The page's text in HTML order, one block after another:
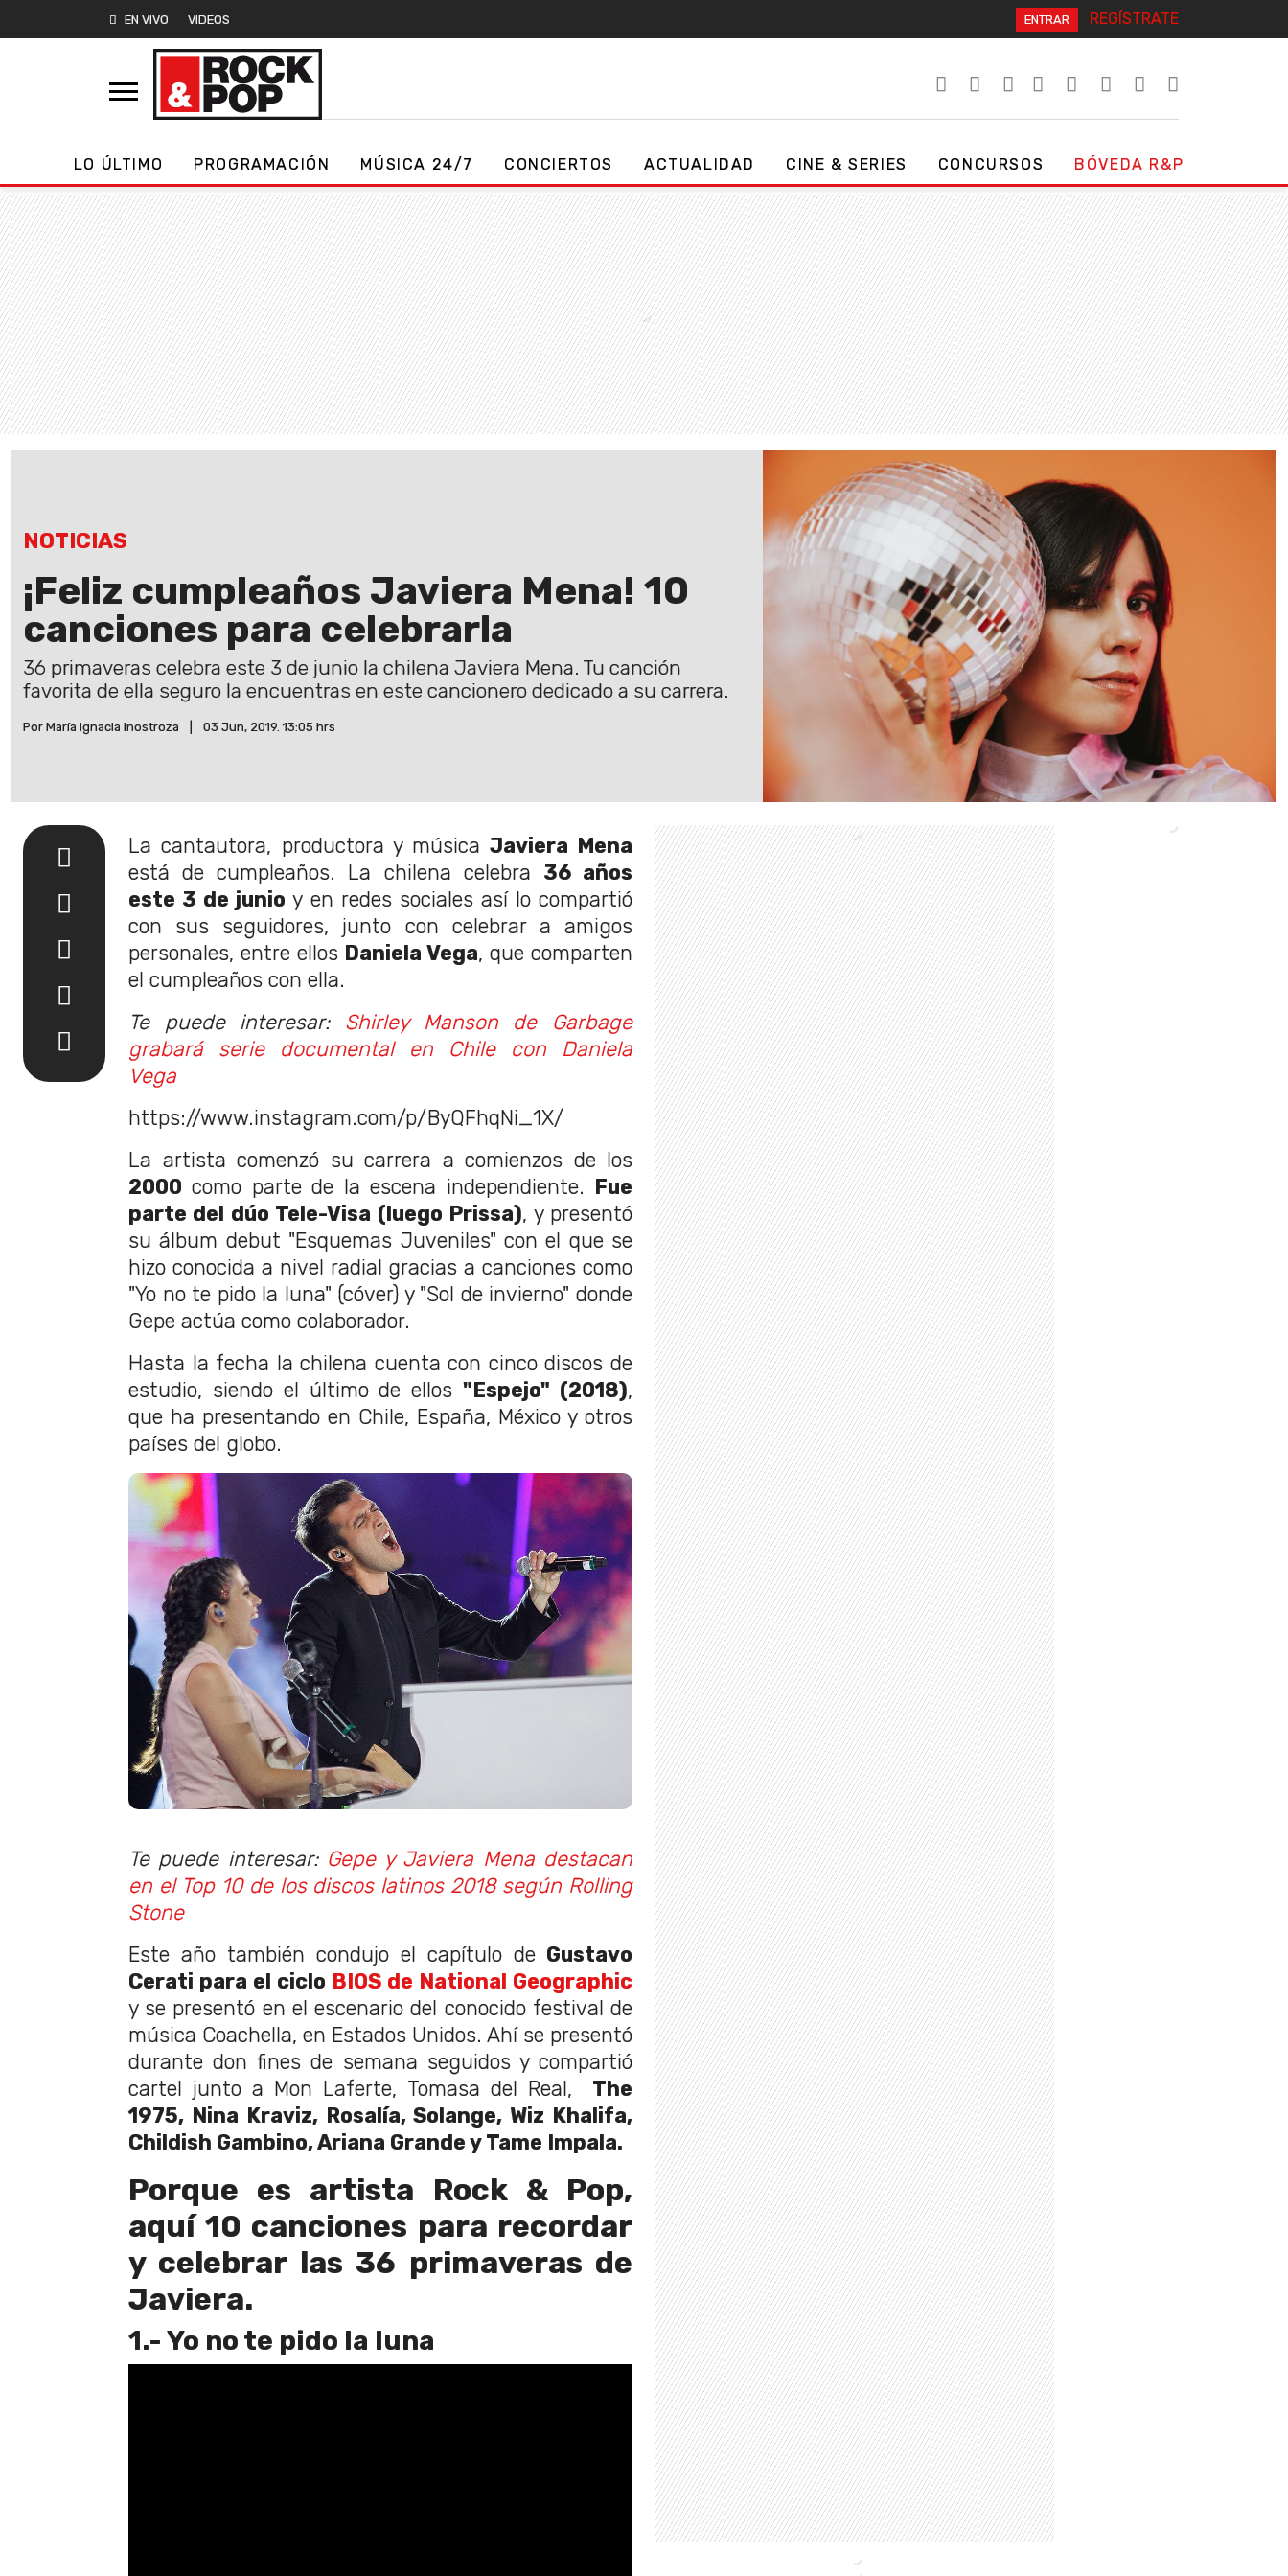
EN VIVO VIDEOS ENTRAR REGÍSTRATE
LO ÚLTIMO PROGRAMACIÓN MÚSICA 24/7 CONCIERTOS ACTUALIDAD CINE & SERIES CONCURSOS BÓVEDA R&P
NOTICIAS
¡Feliz cumpleaños Javiera Mena! 10
canciones para celebrarla
36 primaveras celebra este 3 de junio la chilena Javiera Mena. Tu canción
favorita de ella seguro la encuentras en este cancionero dedicado a su carrera.
Por María Ignacia Inostroza 03 Jun, 2019. 13:05 hrs
La cantautora, productora y música Javiera Mena
está de cumpleaños. La chilena celebra 36 años
este 3 de junio y en redes sociales así lo compartió
con sus seguidores, junto con celebrar a amigos
personales, entre ellos Daniela Vega, que comparten
el cumpleaños con ella.
Te puede interesar: Shirley Manson de Garbage
grabará serie documental en Chile con Daniela
Vega
https://www.instagram.com/p/ByQFhqNi_1X/
La artista comenzó su carrera a comienzos de los
2000 como parte de la escena independiente.
Fue
parte del dúo Tele-Visa (luego Prissa), y presentó
su álbum debut "Esquemas Juveniles" con el que se
hizo conocida a nivel radial gracias a canciones como
"Yo no te pido la luna" (cóver) y "Sol de invierno" donde
Gepe actúa como colaborador.
Hasta la fecha la chilena cuenta con cinco discos de
estudio, siendo el último de ellos"Espejo" (2018),
que ha presentando en Chile, España, México y otros
países del globo.
Te puede interesar:Gepe y Javiera Mena destacan
en el Top 10 de los discos latinos 2018 según Rolling
Stone
Este año también condujo el capítulo de Gustavo
Cerati para el ciclo BIOS de National Geographic
y se presentó en el escenario del conocido festival de
música Coachella, en Estados Unidos. Ahí se presentó
durante don fines de semana seguidos y compartió
cartel junto a Mon Laferte, Tomasa del Real,
The
1975, Nina Kraviz, Rosalía, Solange, Wiz Khalifa,
Childish Gambino, Ariana Grande y Tame Impala.
Porque es artista Rock & Pop,
aquí 10 canciones para recordar
y celebrar las 36 primaveras de
Javiera.
1.- Yo no te pido la luna